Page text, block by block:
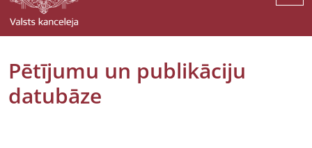
Pētījumu un publikāciju
datubāze